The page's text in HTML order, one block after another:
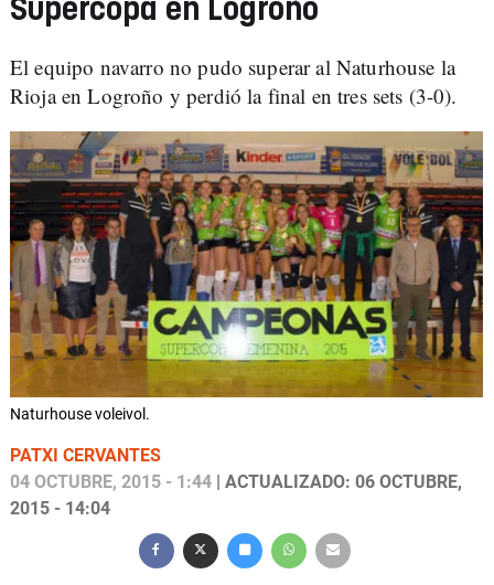
Supercopa en Logroño
El equipo navarro no pudo superar al Naturhouse la
Rioja en Logroño y perdió la final en tres sets (3-0).
Naturhouse voleivol.
PATXI CERVANTES
04 OCTUBRE, 2015 - 1:44 | ACTUALIZADO: 06 OCTUBRE,
2015 - 14:04